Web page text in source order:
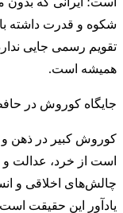
شکوه و قدرت داشته
تقویم رسمی جایی
همیشه است.
جایگاه کوروش در
کوروش کبیر در ذهن و
است از خرد، عدالت
چالش‌های اخلاقی و
یادآور این حقیقت